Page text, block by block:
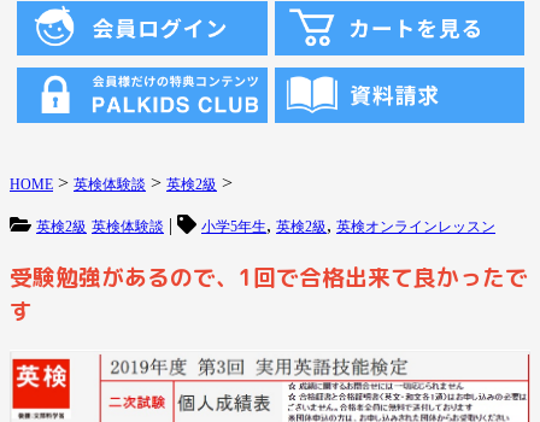
HOME > 英検体験談 > 英検2級 >
英検2級 英検体験談 | 小学5年生, 英検2級, 英検オンラインレッスン
受験勉強があるので、1回で合格出来て良かったで
す